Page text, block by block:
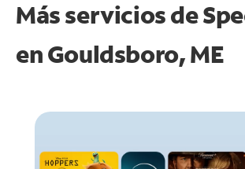
Más servicios de
enGouldsboro, ME